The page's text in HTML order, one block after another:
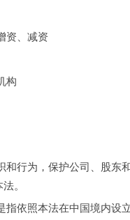
资、减资
构
行为，保护公司、股东
。
照本法在中国境内设立